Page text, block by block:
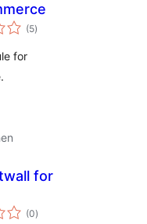
(5Bewertungen
insgesamt
)
for
for
(0Bewertungen
insgesamt
)